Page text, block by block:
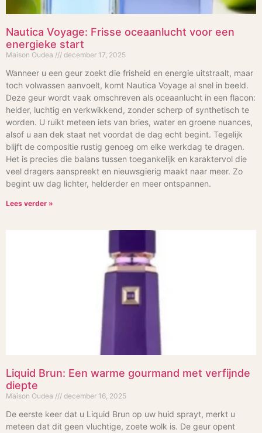
Nautica Voyage: Frisse oceaanlucht voor een
energieke start
Maison Oudea december 17, 2025
Wanneer u een geur zoekt die frisheid en energie uitstraalt, maar
toch volwassen aanvoelt, komt Nautica Voyage al snel in beeld.
Deze geur wordt vaak omschreven als oceaanlucht in een flacon:
helder, luchtig en verkwikkend, zonder scherp of synthetisch te
worden. U ruikt meteen iets van bries, water en groene nuances,
alsof u aan dek staat net voordat de dag echt begint. Tegelijk
blijft de compositie rustig genoeg om elke werkdag te dragen.
Het is precies die balans tussen toegankelijk en karaktervol die
veel dragers aanspreekt en nieuwsgierig maakt naar meer. Zo
begint uw dag lichter, helderder en meer ontspannen.
Lees verder »
Liquid Brun: Een warme gourmand met verfijnde
diepte
Maison Oudea december 16, 2025
De eerste keer dat u Liquid Brun op uw huid sprayt, merkt u
meteen dat dit geen vluchtige, zoete wolk is. De geur opent